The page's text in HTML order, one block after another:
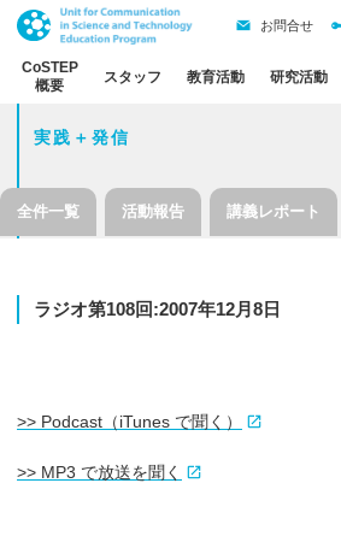
CoSTEP
概要
スタッフ 教育活動 研究活動
お問合せ
実践＋発信
全件一覧 活動報告 講義レポート
ラジオ第108回:2007年12月 8 日
>> Podcast（iTunes で聞く）
>> MP3 で放送を聞く